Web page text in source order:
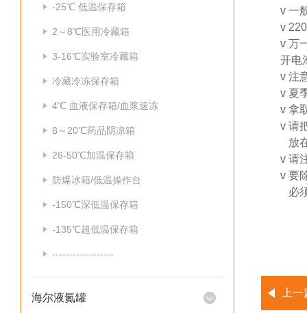
-25℃ 低温保存箱
2～8℃医用冷藏箱
3-16℃实验室冷藏箱
冷藏冷冻保存箱
4℃ 血液保存箱/血浆速冻
8～20℃药品阴凉箱
26-50℃加温保存箱
防爆冰箱/低温操作台
-150℃深低温保存箱
-135℃超低温保存箱
------------------
海尔液氮罐
v 一
v
v万
开电
v 注
v 夏
v 拿
v 请
放
v 请
v 要
必
上